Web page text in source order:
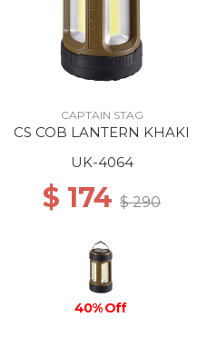
CAPTAIN STAG
CS COB LANTERN KHAKI
UK-4064
$ 174 $ 290
40% Off